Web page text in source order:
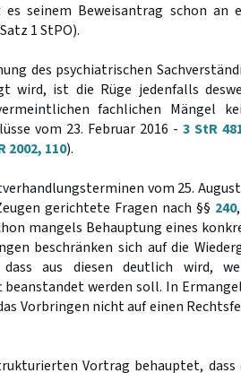
seinem Beweisantrag schon an
1 StPO).
des psychiatrischen
wird, ist die Rüge jedenfalls
fachlichen Mängel
vom 23. Februar 2016 - 3 StR
2002, 110).
vom 25.
gerichtete Fragen nach §§ 240,
mangels Behauptung eines
beschränken sich auf die
aus diesen deutlich wird,
werden soll. In
Vorbringen nicht auf einen
Vortrag behauptet, dass